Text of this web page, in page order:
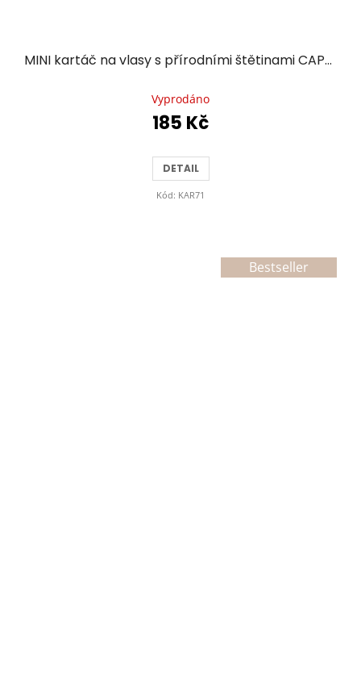
MINI kartáč na vlasy s přírodními štětinami CAPPUCCINO
hodnocení
produktu
je
z
5
hvězdiček.
Vyprodáno
185 Kč
DETAIL
Kód: KAR71
Bestseller